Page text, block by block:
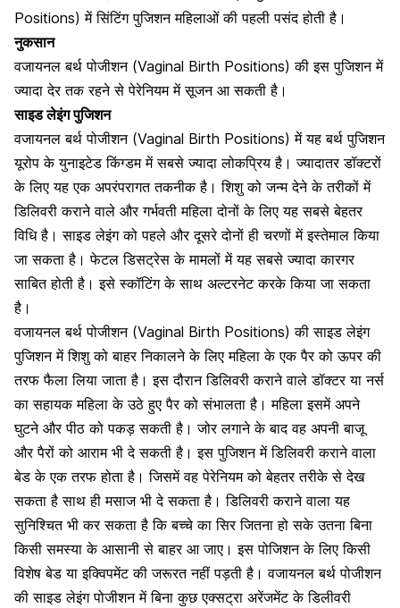
Positions) में सिंटिंग पुजिशन महिलाओं की पहली पसंद होती है।
नुकसान
वजायनल बर्थ पोजीशन (Vaginal Birth Positions) की इस पुजिशन में
ज्यादा देर तक रहने से पेरेनियम में सूजन आ सकती है।
साइड लेइंग पुजिशन
वजायनल बर्थ पोजीशन (Vaginal Birth Positions) में यह बर्थ पुजिशन
यूरोप के युनाइटेड किंग्डम में सबसे ज्यादा लोकप्रिय है। ज्यादातर डॉक्टरों
के लिए यह एक अपरंपरागत तकनीक है। शिशु को जन्म देने के तरीकों में
डिलिवरी कराने वाले और गर्भवती महिला दोनों के लिए यह सबसे बेहतर
विधि है। साइड लेइंग को पहले और दूसरे दोनों ही चरणों में इस्तेमाल किया
जा सकता है। फेटल डिसट्रेस के मामलों में यह सबसे ज्यादा कारगर
साबित होती है। इसे स्कॉटिंग के साथ अल्टरनेट करके किया जा सकता
है।
वजायनल बर्थ पोजीशन (Vaginal Birth Positions) की साइड लेइंग
पुजिशन में शिशु को बाहर निकालने के लिए महिला के एक पैर को ऊपर की
तरफ फैला लिया जाता है। इस दौरान डिलिवरी कराने वाले डॉक्टर या नर्स
का सहायक महिला के उठे हुए पैर को संभालता है। महिला इसमें अपने
घुटने और पीठ को पकड़ सकती है। जोर लगाने के बाद वह अपनी बाजू
और पैरों को आराम भी दे सकती है। इस पुजिशन में डिलिवरी कराने वाला
बेड के एक तरफ होता है। जिसमें वह पेरेनियम को बेहतर तरीके से देख
सकता है साथ ही मसाज भी दे सकता है। डिलिवरी कराने वाला यह
सुनिश्चित भी कर सकता है कि बच्चे का सिर जितना हो सके उतना बिना
किसी समस्या के आसानी से बाहर आ जाए। इस पोजिशन के लिए किसी
विशेष बेड या इक्विपमेंट की जरूरत नहीं पड़ती है। वजायनल बर्थ पोजीशन
की साइड लेइंग पोजीशन में बिना कुछ एक्सट्रा अरेंजमेंट के डिलीवरी